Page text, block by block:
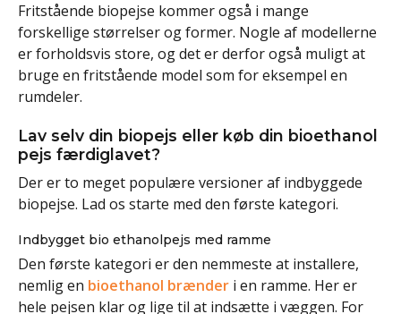
Fritstående biopejse kommer også i mange
forskellige størrelser og former. Nogle af modellerne
er forholdsvis store, og det er derfor også muligt at
bruge en fritstående model som for eksempel en
rumdeler.
Lav selv din biopejs eller køb din bioethanol
pejs færdiglavet?
Der er to meget populære versioner af indbyggede
biopejse. Lad os starte med den første kategori.
Indbygget bio ethanolpejs med ramme
Den første kategori er den nemmeste at installere,
nemlig en bioethanol brænder i en ramme. Her er
hele pejsen klar og lige til at indsætte i væggen. For